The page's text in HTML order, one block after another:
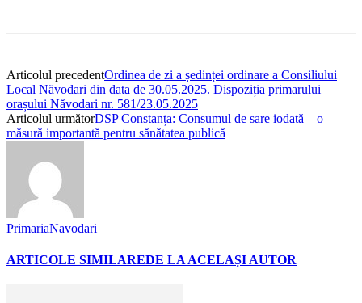
Articolul precedentOrdinea de zi a ședinței ordinare a Consiliului
Local Năvodari din data de 30.05.2025. Dispoziția primarului
orașului Năvodari nr. 581/23.05.2025
Articolul următorDSP Constanța: Consumul de sare iodată – o
măsură importantă pentru sănătatea publică
PrimariaNavodari
ARTICOLE SIMILAREDE LA ACELAȘI AUTOR